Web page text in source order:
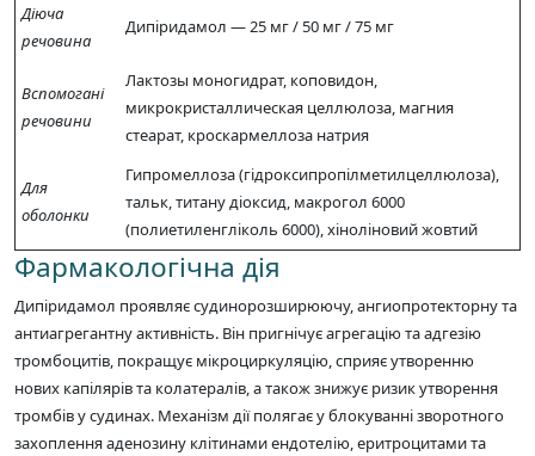
Діюча
речовина
Дипіридамол — 25 мг / 50 мг / 75 мг
Вспомогані
речовини
Лактозы моногидрат, коповидон,
микрокристаллическая целлюлоза, магния
стеарат, кроскармеллоза натрия
Для
оболонки
Гипромеллоза (гідроксипропілметилцеллюлоза),
тальк, титану діоксид, макрогол 6000
(полиетиленгліколь 6000), хіноліновий жовтий
Фармакологічна дія
Дипіридамол проявляє судинорозширюючу, ангиопротекторну та
антиагрегантну активність. Він пригнічує агрегацію та адгезію
тромбоцитів, покращує мікроциркуляцію, сприяє утворенню
нових капілярів та колатералів, а також знижує ризик утворення
тромбів у судинах. Механізм дії полягає у блокуванні зворотного
захоплення аденозину клітинами ендотелію, еритроцитами та